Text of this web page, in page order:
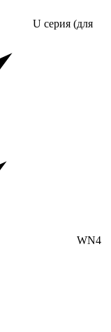
U серия (для
WN4